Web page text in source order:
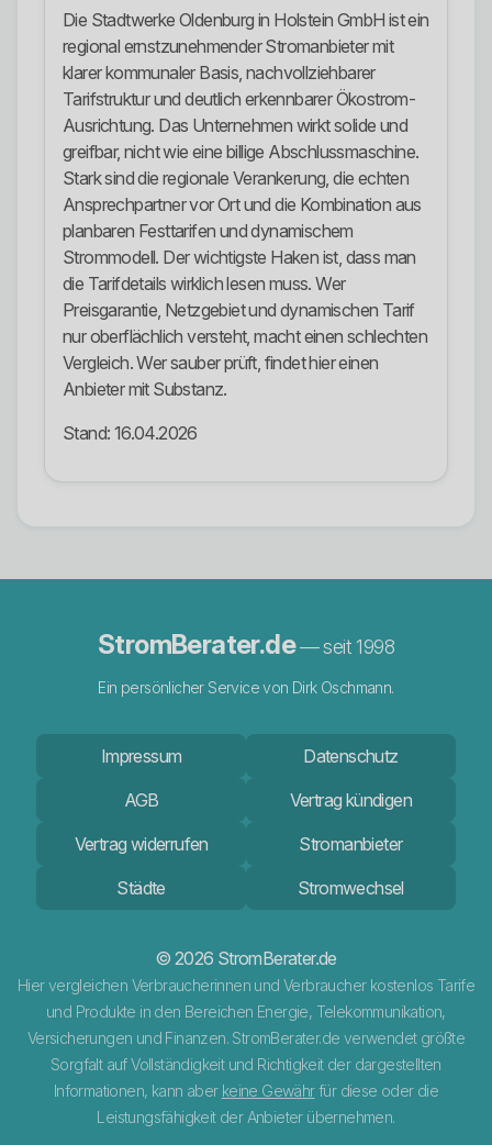
Die Stadtwerke Oldenburg in Holstein GmbH ist ein
regional ernstzunehmender Stromanbieter mit
klarer kommunaler Basis, nachvollziehbarer
Tarifstruktur und deutlich erkennbarer Ökostrom-
Ausrichtung. Das Unternehmen wirkt solide und
greifbar, nicht wie eine billige Abschlussmaschine.
Stark sind die regionale Verankerung, die echten
Ansprechpartner vor Ort und die Kombination aus
planbaren Festtarifen und dynamischem
Strommodell. Der wichtigste Haken ist, dass man
die Tarifdetails wirklich lesen muss. Wer
Preisgarantie, Netzgebiet und dynamischen Tarif
nur oberflächlich versteht, macht einen schlechten
Vergleich. Wer sauber prüft, findet hier einen
Anbieter mit Substanz.
Stand: 16.04.2026
StromBerater.de— seit 1998
Ein persönlicher Service von Dirk Oschmann.
Impressum
Datenschutz
AGB
Vertrag kündigen
Vertrag widerrufen
Stromanbieter
Städte
Stromwechsel
© 2026 StromBerater.de
Hier vergleichen Verbraucherinnen und Verbraucher kostenlos Tarife
und Produkte in den Bereichen Energie, Telekommunikation,
Versicherungen und Finanzen. StromBerater.de verwendet größte
Sorgfalt auf Vollständigkeit und Richtigkeit der dargestellten
Informationen, kann aber keine Gewährfür diese oder die
Leistungsfähigkeit der Anbieter übernehmen.